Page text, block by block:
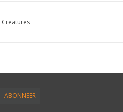
Creatures
ABONNEER